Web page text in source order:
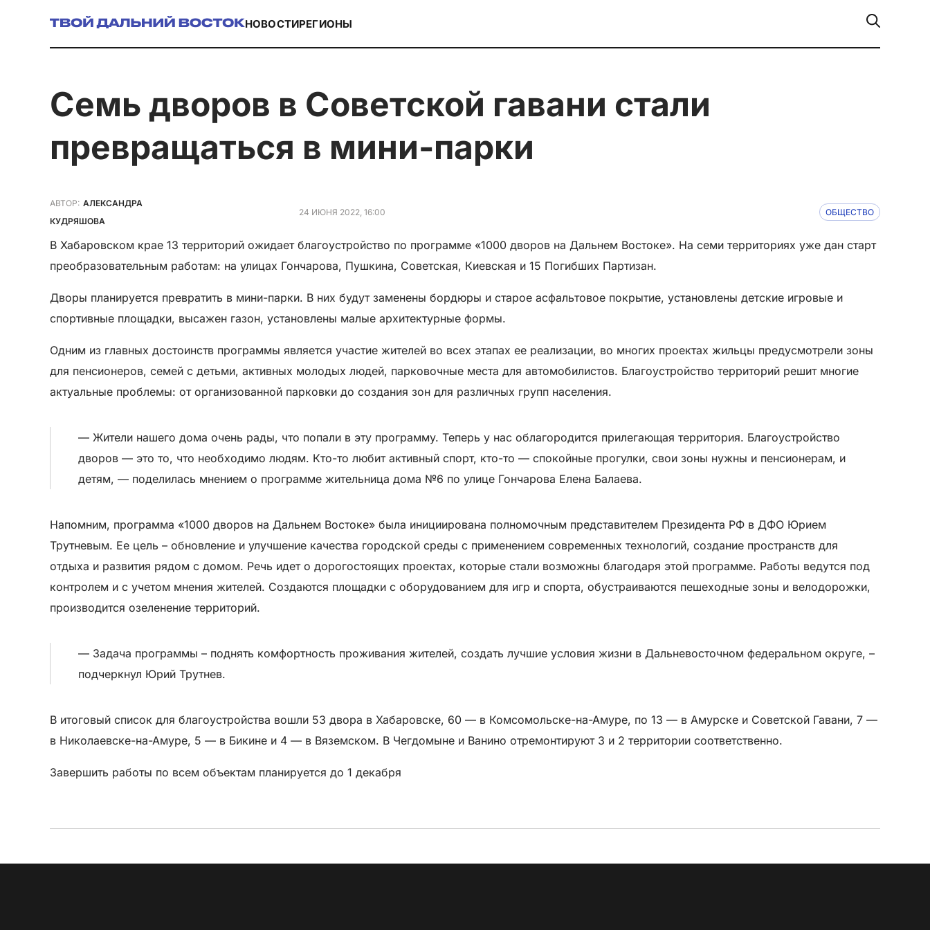
НОВОСТИРЕГИОНЫ
Семь дворов в Советской гавани стали
превращаться в мини-парки
АВТОР: АЛЕКСАНДРА
КУДРЯШОВА
24 ИЮНЯ 2022, 16:00 ОБЩЕСТВО
В Хабаровском крае 13 территорий ожидает благоустройство по программе «1000 дворов на Дальнем Востоке». На семи территориях уже дан старт
преобразовательным работам: на улицах Гончарова, Пушкина, Советская, Киевская и 15 Погибших Партизан.
Дворы планируется превратить в мини-парки. В них будут заменены бордюры и старое асфальтовое покрытие, установлены детские игровые и
спортивные площадки, высажен газон, установлены малые архитектурные формы.
Одним из главных достоинств программы является участие жителей во всех этапах ее реализации, во многих проектах жильцы предусмотрели зоны
для пенсионеров, семей с детьми, активных молодых людей, парковочные места для автомобилистов. Благоустройство территорий решит многие
актуальные проблемы: от организованной парковки до создания зон для различных групп населения.
— Жители нашего дома очень рады, что попали в эту программу. Теперь у нас облагородится прилегающая территория. Благоустройство
дворов — это то, что необходимо людям. Кто-то любит активный спорт, кто-то — спокойные прогулки, свои зоны нужны и пенсионерам, и
детям, — поделилась мнением о программе жительница дома №6 по улице Гончарова Елена Балаева.
Напомним, программа «1000 дворов на Дальнем Востоке» была инициирована полномочным представителем Президента РФ в ДФО Юрием
Трутневым. Ее цель – обновление и улучшение качества городской среды с применением современных технологий, создание пространств для
отдыха и развития рядом с домом. Речь идет о дорогостоящих проектах, которые стали возможны благодаря этой программе. Работы ведутся под
контролем и с учетом мнения жителей. Создаются площадки с оборудованием для игр и спорта, обустраиваются пешеходные зоны и велодорожки,
производится озеленение территорий.
— Задача программы – поднять комфортность проживания жителей, создать лучшие условия жизни в Дальневосточном федеральном округе, –
подчеркнул Юрий Трутнев.
В итоговый список для благоустройства вошли 53 двора в Хабаровске, 60 — в Комсомольске-на-Амуре, по 13 — в Амурске и Советской Гавани, 7 —
в Николаевске-на-Амуре, 5 — в Бикине и 4 — в Вяземском. В Чегдомыне и Ванино отремонтируют 3 и 2 территории соответственно.
Завершить работы по всем объектам планируется до 1 декабря